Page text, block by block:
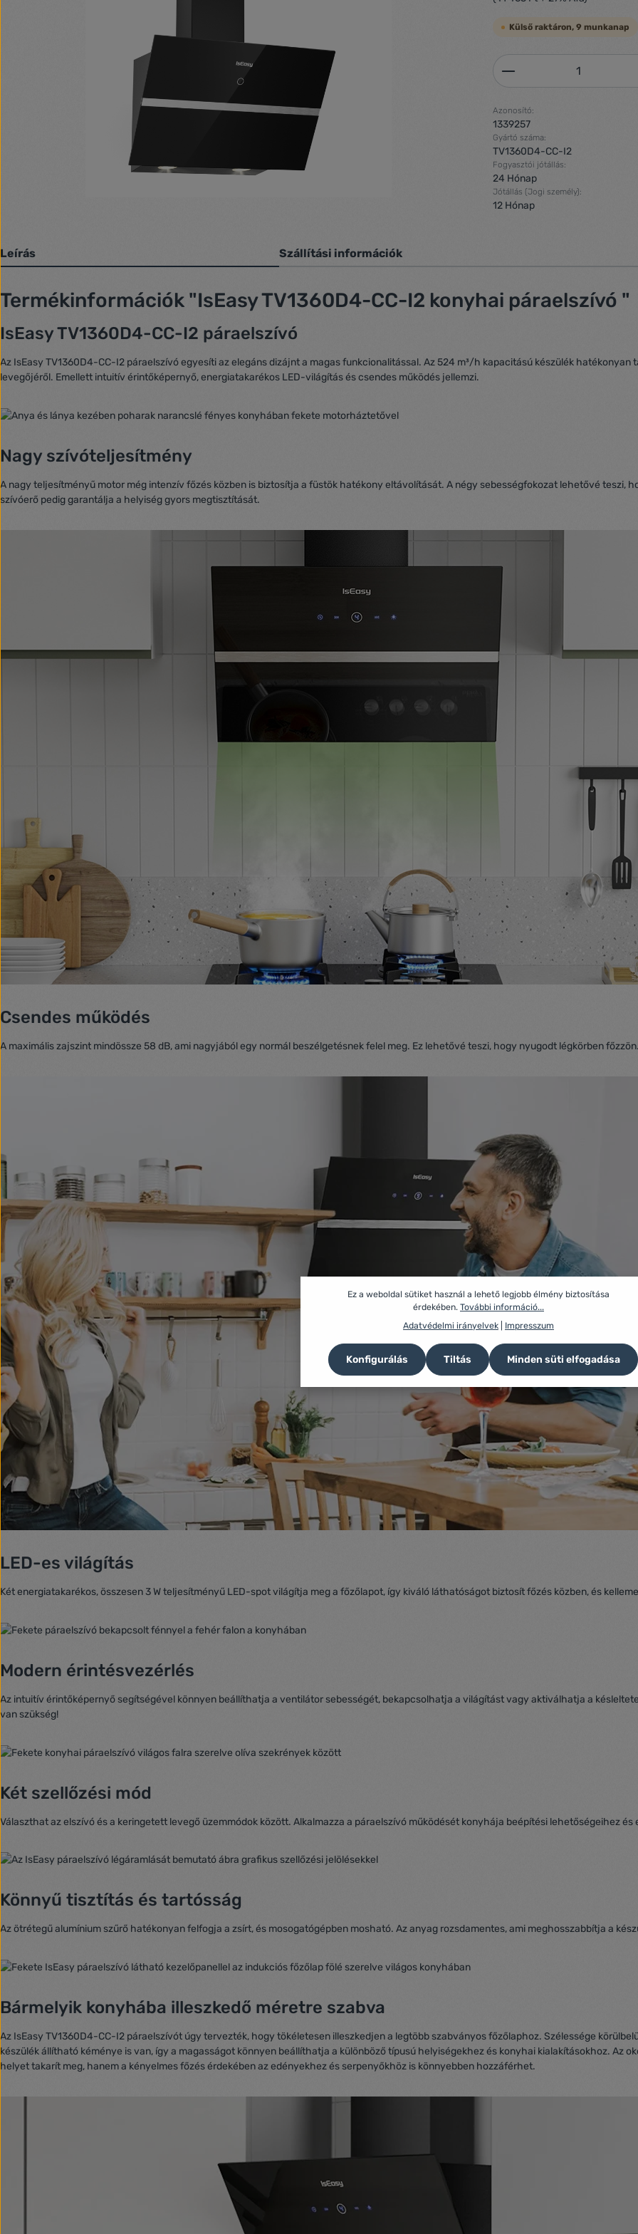
Külső raktáron, 9 munkanap
Azonosító:
1339257
Gyártó száma:
TV1360D4-CC-I2
Fogyasztói jótállás:
24 Hónap
Jótállás (Jogi személy):
12 Hónap
Leírás Szállítási információk
Termékinformációk "IsEasy TV1360D4-CC-I2 konyhai páraelszívó "
IsEasy TV1360D4-CC-I2 páraelszívó
Az IsEasy TV1360D4-CC-I2 páraelszívó egyesíti az elegáns dizájnt a magas funkcionalitással. Az 524 m³/h kapacitású készülék
levegőjéről. Emellett intuitív érintőképernyő, energiatakarékos LED-világítás és csendes működés jellemzi.
Nagy szívóteljesítmény
A nagy teljesítményű motor még intenzív főzés közben is biztosítja a füstök hatékony eltávolítását. A négy sebességfokozat lehetővé teszi,
szívóerő pedig garantálja a helyiség gyors megtisztítását.
Csendes működés
A maximális zajszint mindössze 58 dB, ami nagyjából egy normál beszélgetésnek felel meg. Ez lehetővé teszi, hogy nyugodt légkörben
LED-es világítás
Két energiatakarékos, összesen 3 W teljesítményű LED-spot világítja meg a főzőlapot, így kiváló láthatóságot biztosít főzés közben, és
Modern érintésvezérlés
Az intuitív érintőképernyő segítségével könnyen beállíthatja a ventilátor sebességét, bekapcsolhatja a világítást vagy aktiválhatja a
van szükség!
Két szellőzési mód
Választhat az elszívó és a keringetett levegő üzemmódok között. Alkalmazza a páraelszívó működését konyhája beépítési lehetőségeihez
Könnyű tisztítás és tartósság
Az ötrétegű alumínium szűrő hatékonyan felfogja a zsírt, és mosogatógépben mosható. Az anyag rozsdamentes, ami meghosszabbítja a
Bármelyik konyhába illeszkedő méretre szabva
Az IsEasy TV1360D4-CC-I2 páraelszívót úgy tervezték, hogy tökéletesen illeszkedjen a legtöbb szabványos főzőlaphoz. Szélessége
készülék állítható kéménye is van, így a magasságot könnyen beállíthatja a különböző típusú helyiségekhez és konyhai kialakításokhoz. Az
helyet takarít meg, hanem a kényelmes főzés érdekében az edényekhez és serpenyőkhöz is könnyebben hozzáférhet.
Ez a weboldal sütiket használ a lehető legjobb élmény biztosítása
érdekében. További információ...
Adatvédelmi irányelvek
Impresszum
Tiltás
Konfigurálás Minden süti elfogadása